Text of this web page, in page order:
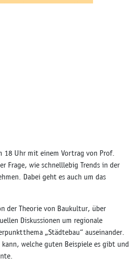
18 Uhr mit einem Vortrag von Prof.
Frage, wie schnelllebig Trends in der
Dabei geht es auch um das
der Theorie von Baukultur, über
Diskussionen um regionale
„Städtebau“ auseinander.
welche guten Beispiele es gibt und